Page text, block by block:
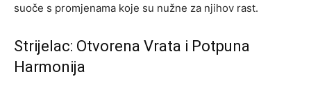
suoče s promjenama koje su nužne za njihov rast.
Strijelac: Otvorena Vrata i Potpuna
Harmonija